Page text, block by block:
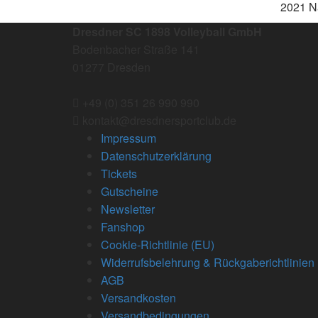
2021
Impressum
Datenschutzerklärung
Tickets
Gutscheine
Newsletter
Fanshop
Cookie-Richtlinie (EU)
Widerrufsbelehrung & Rückgaberichtlinien
AGB
Versandkosten